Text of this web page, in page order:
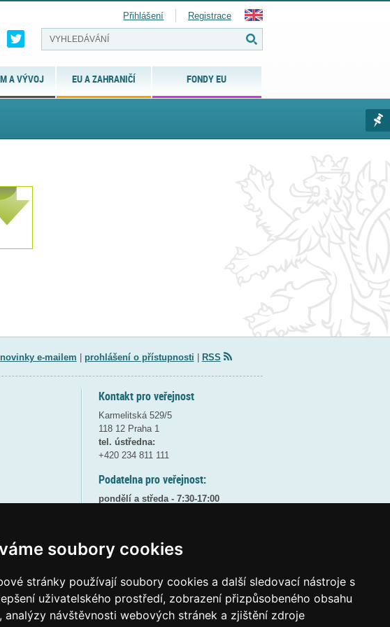
soubory cookies
stránky používají soubory cookies a další sledovací nástroje s
uživatelského prostředí, zobrazení přizpůsobeného obsahu
analýzy návštěvnosti webových stránek a zjištění zdroje
A VÝVOJ EU A ZAHRANIČÍ FONDY EU
Přihlášení Registrace
novinky e-mailem prohlášení o přístupnosti RSS
Kontakt pro veřejnost
Karmelitská 529/5
118 12 Praha 1
tel. ústředna:
+420 234 811 111
Podatelna pro veřejnost:
pondělí a středa - 7:30-17:00
8:30 - 9:30 - bezpečnostní přestávka
Elektronická podatelna:
posta@msmtgov cz